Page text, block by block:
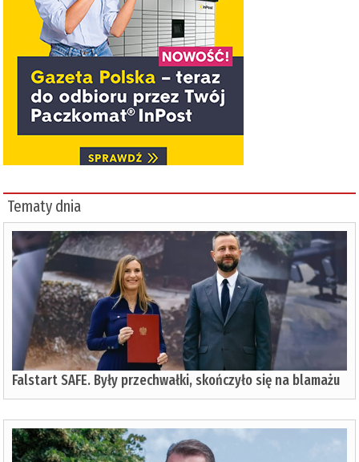
Tematy dnia
Falstart SAFE. Były przechwałki, skończyło się na blamażu